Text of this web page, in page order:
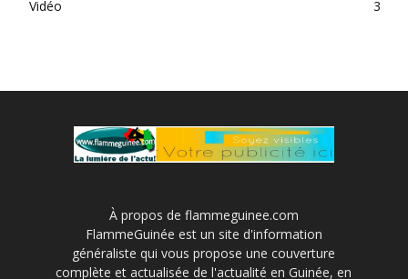
Vidéo
3
À propos de flammeguinee.com
FlammeGuinée est un site d'information
généraliste qui vous propose une couverture
complète et actualisée de l'actualité en Guinée, en